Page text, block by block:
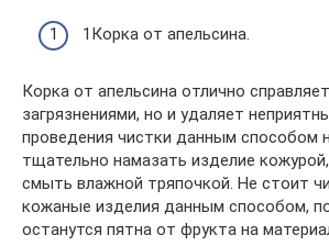
1Корка от апельсина.
Корка от апельсина отлично
загрязнениями, но и удаляет
проведения чистки данным способом
тщательно намазать изделие
смыть влажной тряпочкой. Не стоит
кожаные изделия данным способом,
останутся пятна от фрукта на